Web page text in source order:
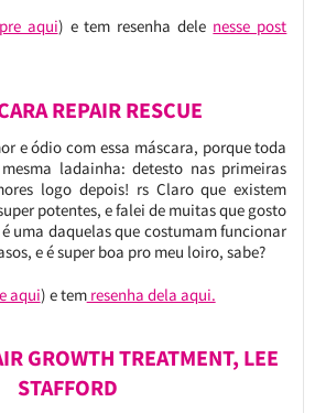
aqui) e tem resenha dele nesse post
REPAIR RESCUE
e ódio com essa máscara, porque toda
ladainha: detesto nas primeiras
logo depois! rs Claro que existem
potentes, e falei de muitas que gosto
uma daquelas que costumam funcionar
e é super boa pro meu loiro, sabe?
aqui) e temresenha dela aqui.
GROWTH TREATMENT, LEE
STAFFORD